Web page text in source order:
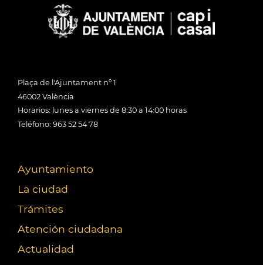
Plaça de l'Ajuntament nº 1
46002 València
Horarios: lunes a viernes de 8:30 a 14:00 horas
Teléfono: 963 52 54 78
Ayuntamiento
La ciudad
Trámites
Atención ciudadana
Actualidad